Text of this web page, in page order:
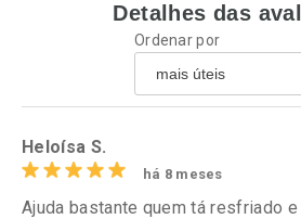
Ativar Desconto
Comprar sem Desconto
Por R$ 20,24/cada
Comprar sem Desconto
Por
Detalhes das
Ordenar por
Heloísa S.
há 8 meses
Ajuda bastante quem tá resfriado